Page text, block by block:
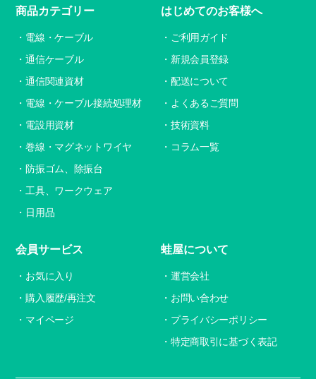
商品カテゴリー
電線・ケーブル
通信ケーブル
通信関連資材
電線・ケーブル接続処理材
電設用資材
巻線・マグネットワイヤ
防振ゴム、除振台
工具、ワークウェア
日用品
はじめてのお客様へ
ご利用ガイド
新規会員登録
配送について
よくあるご質問
技術資料
コラム一覧
会員サービス
お気に入り
購入履歴/再注文
マイページ
蛙屋について
運営会社
お問い合わせ
プライバシーポリシー
特定商取引に基づく表記